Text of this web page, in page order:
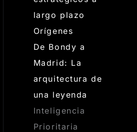
largo plazo
Orígenes
De Bondy a
Madrid: La
arquitectura de
una leyenda
Inteligencia
Prioritaria